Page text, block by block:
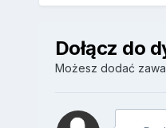
Dołącz do
Możesz dodać